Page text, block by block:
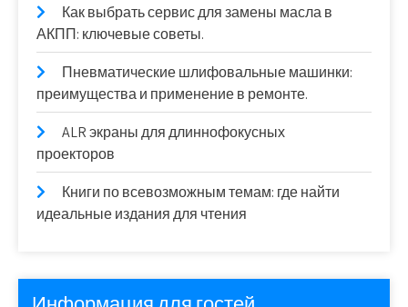
Как выбрать сервис для замены масла в
АКПП: ключевые советы.
Пневматические шлифовальные машинки:
преимущества и применение в ремонте.
ALR экраны для длиннофокусных
проекторов
Книги по всевозможным темам: где найти
идеальные издания для чтения